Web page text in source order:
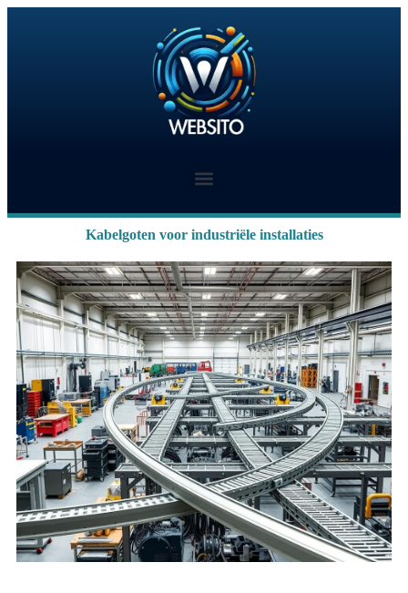
Kabelgoten voor industriële installaties